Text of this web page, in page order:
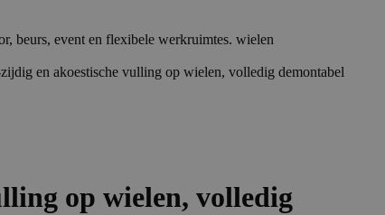
en akoestische vulling op wielen, volledig demontabel
op wielen, volledig